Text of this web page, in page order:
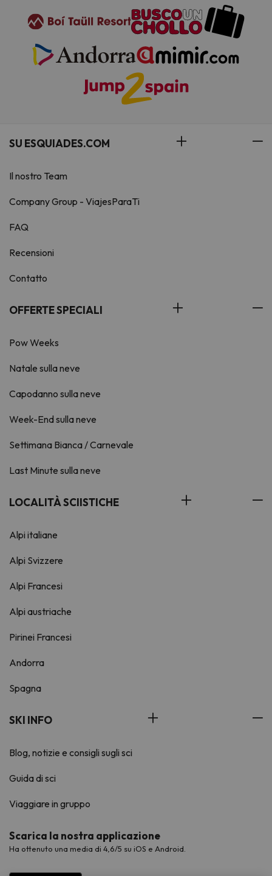
SU ESQUIADES.COM
Il nostro Team
Company Group - ViajesParaTi
FAQ
Recensioni
Contatto
OFFERTE SPECIALI
Pow Weeks
Natale sulla neve
Capodanno sulla neve
Week-End sulla neve
Settimana Bianca / Carnevale
Last Minute sulla neve
LOCALITÀ SCIISTICHE
Alpi italiane
Alpi Svizzere
Alpi Francesi
Alpi austriache
Pirinei Francesi
Andorra
Spagna
SKI INFO
Blog, notizie e consigli sugli sci
Guida di sci
Viaggiare in gruppo
Scarica la nostra applicazione
Ha ottenuto una media di 4,6/5 su iOS e Android.